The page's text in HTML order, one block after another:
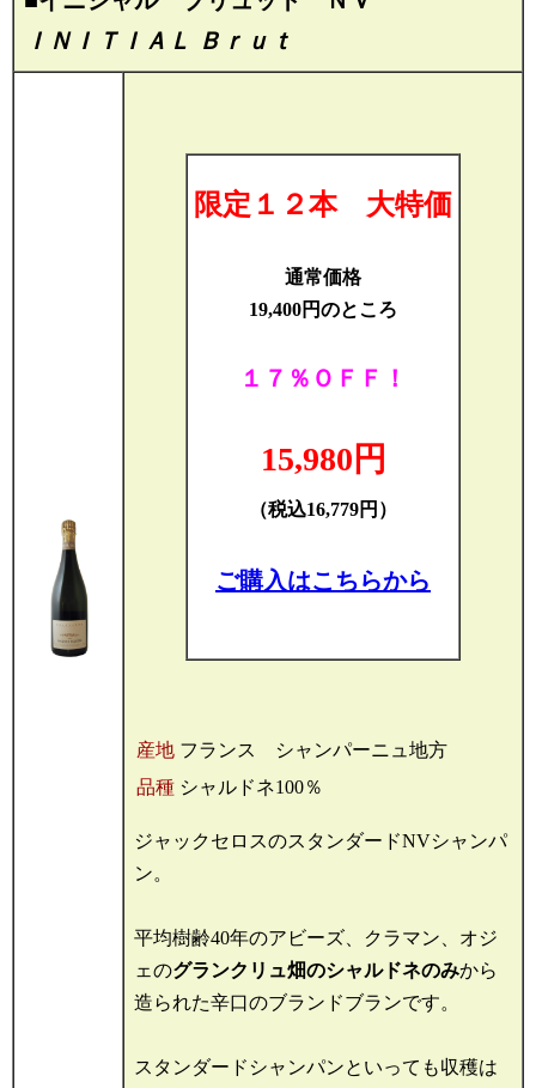
ＩＮＩＴＩＡＬ Ｂｒｕｔ
限定１２本 大特価
通常価格
19,400円のところ
１７％ＯＦＦ！
15,980円
（税込16,779円）
ご購入はこちらから
産地 フランス シャンパーニュ地方
品種 シャルドネ100％
ジャックセロスのスタンダードNVシャンパ
ン。
平均樹齢40年のアビーズ、クラマン、オジ
ェのグランクリュ畑のシャルドネのみから
造られた辛口のブランドブランです。
スタンダードシャンパンといっても収穫は